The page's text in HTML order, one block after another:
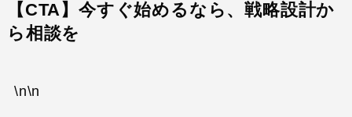
【CTA】今すぐ始めるなら、戦略設計か
ら相談を
\n\n